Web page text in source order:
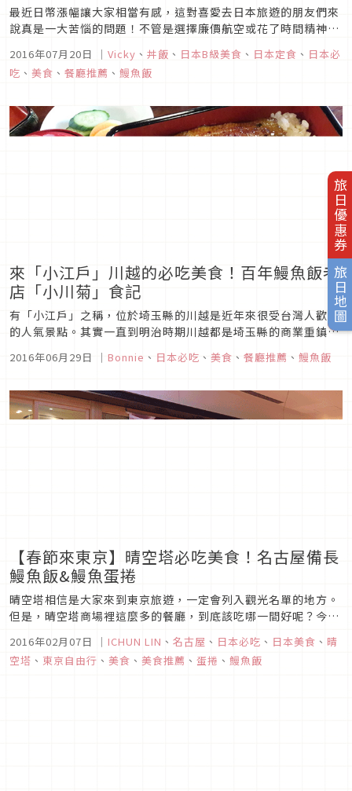
旅日優惠券
旅日地圖
最近日幣漲幅讓大家相當有感，這對喜愛去日本旅遊的朋友們來
說真是一大苦惱的問題！不管是選擇廉價航空或花了時間精神到
不划算！這裡就要告訴大家如何吃得好又吃得巧，你聽過的日本
銅板美食不只是傳說而已！
2016年07月20日 ｜ Vicky 、 丼飯 、 日本B級美食 、 日本定食 、 日本必
吃 、 美食 、 餐廳推薦 、 鰻魚飯
來「小江戶」川越的必吃美食！百年鰻魚飯老
店「小川菊」食記
有「小江戶」之稱，位於埼玉縣的川越是近年來很受台灣人歡迎
的人氣景點。其實一直到明治時期川越都是埼玉縣的商業重鎮，
開發，當時的街道就都被完整的保留下來。 所以漫步在川越的街
大正浪漫時的西式建...
2016年06月29日 ｜ Bonnie 、 日本必吃 、 美食 、 餐廳推薦 、 鰻魚飯
【春節來東京】晴空塔必吃美食！名古屋備長
鰻魚飯&鰻魚蛋捲
晴空塔相信是大家來到東京旅遊，一定會列入觀光名單的地方。
但是，晴空塔商場裡這麼多的餐廳，到底該吃哪一間好呢？今天
就要推薦各位，到了晴空塔一定要吃的一間名店鰻魚飯！
2016年02月07日 ｜ ICHUN LIN 、 名古屋 、 日本必吃 、 日本美食 、 晴
空塔 、 東京自由行 、 美食 、 美食推薦 、 蛋捲 、 鰻魚飯